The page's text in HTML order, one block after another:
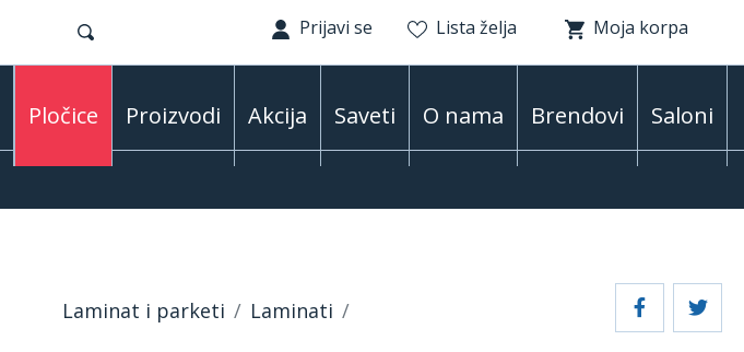
Prijavi se Lista želja Moja korpa
Pločice Proizvodi Akcija Saveti O nama Brendovi Saloni
Laminat i parketi Laminati